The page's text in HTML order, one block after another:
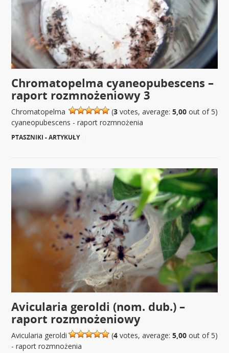
Chromatopelma cyaneopubescens –
raport rozmnożeniowy 3
(3votes, average: 5,00out of 5)
Chromatopelma
cyaneopubescens - raport rozmnożenia
PTASZNIKI - ARTYKUŁY
Avicularia geroldi (nom. dub.) –
raport rozmnożeniowy
(4votes, average: 5,00out of 5)
Avicularia geroldi
- raport rozmnożenia